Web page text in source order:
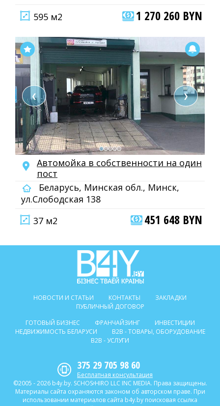
595 м2
1 270 260 BYN
❮ ❯
Автомойка в собственности на один
пост
Беларусь, Минская обл., Минск,
ул.Слободская 138
37 м2
451 648 BYN
НОВОСТИ И СТАТЬИ КОНТАКТЫ
ЗАКЛАДКИ
ПУБЛИЧНЫЙ ДОГОВОР
ГОТОВЫЙ БИЗНЕС
ФРАНЧАЙЗИНГ
ИНВЕСТИЦИИ
НЕДВИЖИМОСТЬ БЕЛАРУСИ
B2B - ТОВАРЫ, ОБОРУДОВАНИЕ
B2B - УСЛУГИ
375 29 705 98 60
Бесплатная консультация
©2005 - 2026 b4y.by. SCHOSᶳHIRO LLC INC MEDIA. Права защищены.
Материалы сайта охраняются законом об авторском праве. При
использовании материалов сайта b4y.by поисковая ссылка